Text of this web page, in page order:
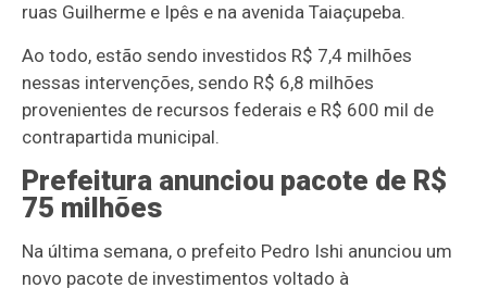
ruas Guilherme e Ipês e na avenida Taiaçupeba.
Ao todo, estão sendo investidos R$ 7,4 milhões
nessas intervenções, sendo R$ 6,8 milhões
provenientes de recursos federais e R$ 600 mil de
contrapartida municipal.
Prefeitura anunciou pacote de R$
75 milhões
Na última semana, o prefeito Pedro Ishi anunciou um
novo pacote de investimentos voltado à